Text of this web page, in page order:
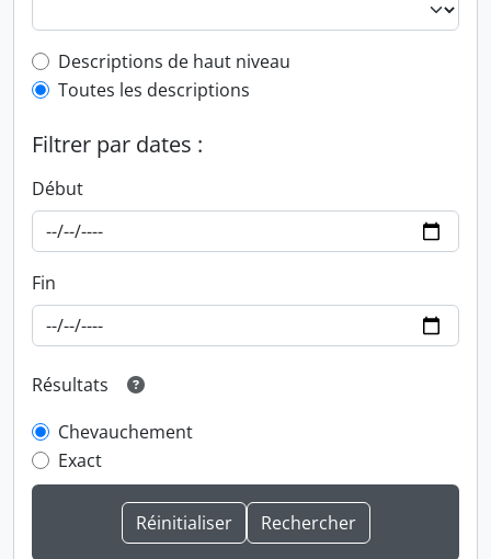
Top-level description filter
Descriptions de haut niveau
Toutes les descriptions
Filtrer par dates :
Début
Fin
Résultats
Chevauchement
Exact